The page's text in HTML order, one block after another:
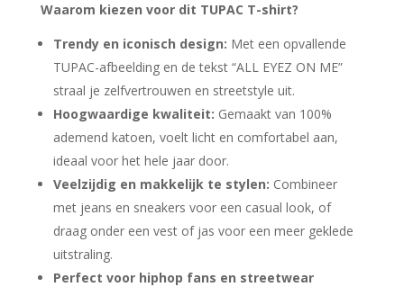
Waarom kiezen voor dit TUPAC T-shirt?
Trendy en iconisch design: Met een opvallende
TUPAC-afbeelding en de tekst “ALL EYEZ ON ME”
straal je zelfvertrouwen en streetstyle uit.
Hoogwaardige kwaliteit: Gemaakt van 100%
ademend katoen, voelt licht en comfortabel aan,
ideaal voor het hele jaar door.
Veelzijdig en makkelijk te stylen: Combineer
met jeans en sneakers voor een casual look, of
draag onder een vest of jas voor een meer geklede
uitstraling.
Perfect voor hiphop fans en streetwear